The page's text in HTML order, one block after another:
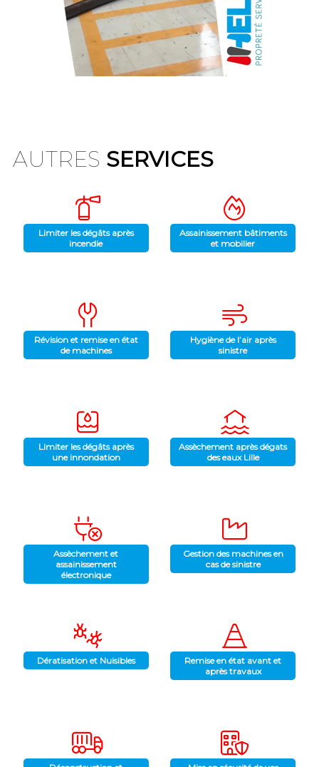
AUTRES SERVICES
Limiter les dégâts après
incendie
Assainissement bâtiments
et mobilier
Révision et remise en état
de machines
Hygiène de l’air après
sinistre
Limiter les dégâts après
une innondation
Assèchement après dégats
des eaux Lille
Assèchement et
assainissement
électronique
Gestion des machines en
cas de sinistre
Dératisation et Nuisibles
Remise en état avant et
après travaux